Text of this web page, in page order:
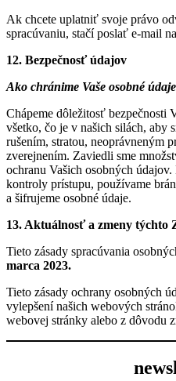
Ak chcete uplatniť svoje právo
spracúvaniu, stačí poslať e-mail na
12. Bezpečnosť údajov
Ako chránime Vaše osobné
Chápeme dôležitosť bezpečnosti
všetko, čo je v našich silách, aby
rušením, stratou, neoprávneným
zverejnením. Zaviedli sme
ochranu Vašich osobných
kontroly prístupu, používame
a šifrujeme osobné údaje.
13. Aktuálnosť a zmeny týchto
Tieto zásady spracúvania
marca 2023.
Tieto zásady ochrany osobných
vylepšení našich webových
webovej stránky alebo z dôvodu